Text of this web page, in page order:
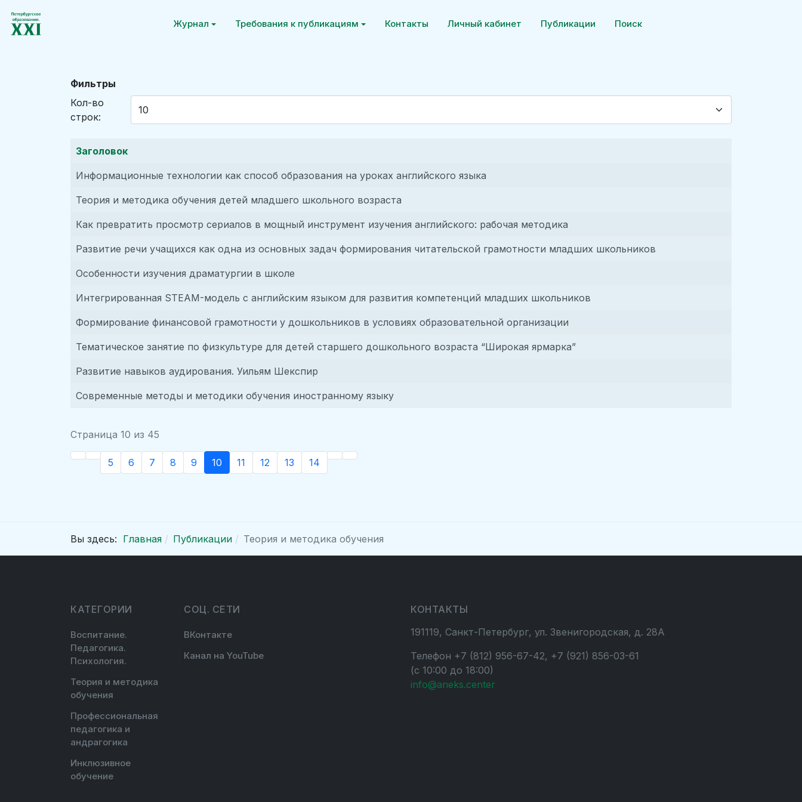
Журнал Требования к публикациям Контакты Личный кабинет Публикации Поиск
Фильтры
Кол-во
строк:
Заголовок
Информационные технологии как способ образования на уроках английского языка
Теория и методика обучения детей младшего школьного возраста
Как превратить просмотр сериалов в мощный инструмент изучения английского: рабочая методика
Развитие речи учащихся как одна из основных задач формирования читательской грамотности младших школьников
Особенности изучения драматургии в школе
Интегрированная STEAM-модель с английским языком для развития компетенций младших школьников
Формирование финансовой грамотности у дошкольников в условиях образовательной организации
Тематическое занятие по физкультуре для детей старшего дошкольного возраста “Широкая ярмарка”
Развитие навыков аудирования. Уильям Шекспир
Современные методы и методики обучения иностранному языку
Страница 10 из 45
5 6 7 8 9 10 11 12 13 14
Вы здесь: Главная Публикации Теория и методика обучения
КАТЕГОРИИ
Воспитание.
Педагогика.
Психология.
Теория и методика
обучения
Профессиональная
педагогика и
андрагогика
Инклюзивное
обучение
СОЦ. СЕТИ
ВКонтакте
Канал на YouTube
КОНТАКТЫ
191119, Санкт-Петербург, ул. Звенигородская, д. 28А
Телефон +7 (812) 956-67-42, +7 (921) 856-03-61
(с 10:00 до 18:00)
info@aneks.center